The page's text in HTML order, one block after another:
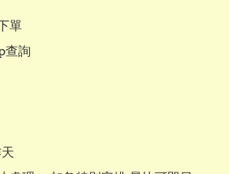
單
查詢